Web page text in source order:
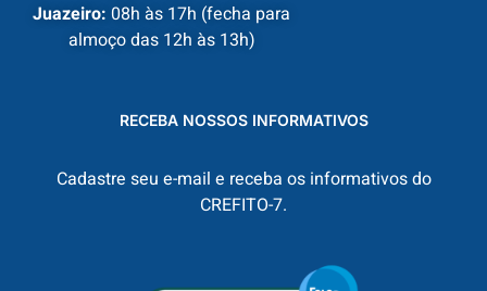
Juazeiro: 08h às 17h (fecha para
almoço das 12h às 13h)
RECEBA NOSSOS INFORMATIVOS
Cadastre seu e-mail e receba os informativos do
CREFITO-7.